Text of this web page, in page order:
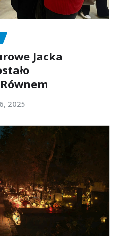
Jacka
2025